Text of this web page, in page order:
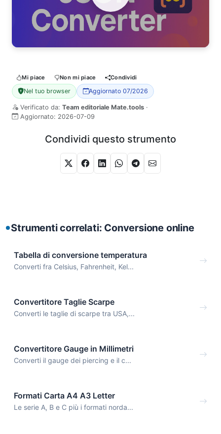
Watch Video
Mi piace Non mi piace Condividi
Nel tuo browser Aggiornato 07/2026
Verificato da: Team editoriale Mate.tools ·
Aggiornato: 2026-07-09
Condividi questo strumento
Strumenti correlati: Conversione online
Tabella di conversione temperatura
Converti fra Celsius, Fahrenheit, Kel...
Convertitore Taglie Scarpe
Converti le taglie di scarpe tra USA,...
Convertitore Gauge in Millimetri
Converti il gauge dei piercing e il c...
Formati Carta A4 A3 Letter
Le serie A, B e C più i formati norda...